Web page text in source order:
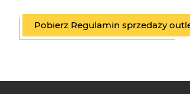
Pobierz Regulamin sprzedaży